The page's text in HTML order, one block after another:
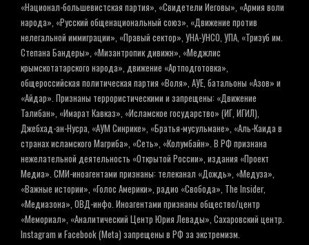
«Национал-большевистская партия», «Свидетели Иеговы», «Армия воли
народа», «Русский общенациональный союз», «Движение против
нелегальной иммиграции», «Правый сектор», УНА-УНСО, УПА, «Тризуб им.
Степана Бандеры», «Мизантропик дивижн», «Меджлис
крымскотатарского народа», движение «Артподготовка»,
общероссийская политическая партия «Воля», АУЕ, батальоны «Азов» и
«Айдар». Признаны террористическими и запрещены: «Движение
Талибан», «Имарат Кавказ», «Исламское государство» (ИГ, ИГИЛ),
Джебхад-ан-Нусра, «АУМ Синрике», «Братья-мусульмане», «Аль-Каида в
странах исламского Магриба», «Сеть», «Колумбайн». В РФ признана
нежелательной деятельность «Открытой России», издания «Проект
Медиа». СМИ-иноагентами признаны: телеканал «Дождь», «Медуза»,
«Важные истории», «Голос Америки», радио «Свобода», The Insider,
«Медиазона», ОВД-инфо. Иноагентами признаны общество/центр
«Мемориал», «Аналитический Центр Юрия Левады», Сахаровский центр.
Instagram и Facebook (Metа) запрещены в РФ за экстремизм.